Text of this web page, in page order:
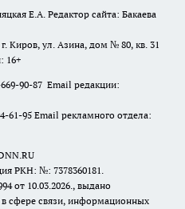
Е.А. Редактор сайта: Бакаева
Киров, ул. Азина, дом № 80, кв. 31
16+
90-87 Email редакции:
61-95 Email рекламного отдела:
РКН: №: 7378360181.
от 10.03.2026., выдано
сфере связи, информационных